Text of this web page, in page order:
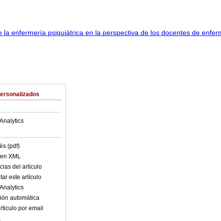
(pdf)
XML
del artículo
este artículo
automática
por email